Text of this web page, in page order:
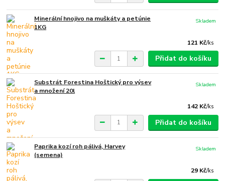
Minerální hnojivo na muškáty a petúnie
1KG
121 Kč/ks
Skladem
Přidat do košíku
Substrát Forestina Hoštický pro výsev
a množení 20l
142 Kč/ks
Skladem
Přidat do košíku
Paprika kozí roh pálivá, Harvey
(semena)
29 Kč/ks
Skladem